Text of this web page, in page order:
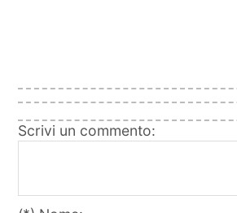
Scrivi un commento: